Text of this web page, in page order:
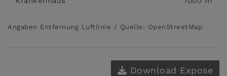
Angaben Entfernung Luftlinie / Quelle: OpenStreetMap
Download Expose